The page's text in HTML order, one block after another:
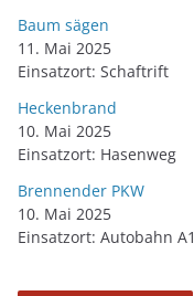
Baum sägen
11. Mai 2025
Einsatzort: Schaftrift
Heckenbrand
10. Mai 2025
Einsatzort: Hasenweg
Brennender PKW
10. Mai 2025
Einsatzort: Autobahn A1